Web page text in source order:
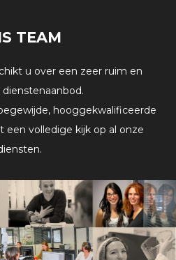
TEAM
u over een zeer ruim en
hooggekwalificeerde
een volledige kijk op al onze